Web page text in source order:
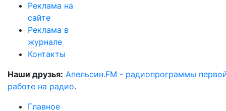
Реклама на
сайте
Реклама в
журнале
Контакты
Наши друзья: Апельсин.FM - радиопрограммы
работе на радио.
Главное